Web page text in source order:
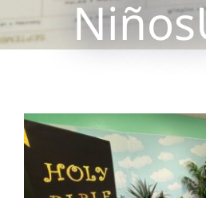
View
Larger
Image